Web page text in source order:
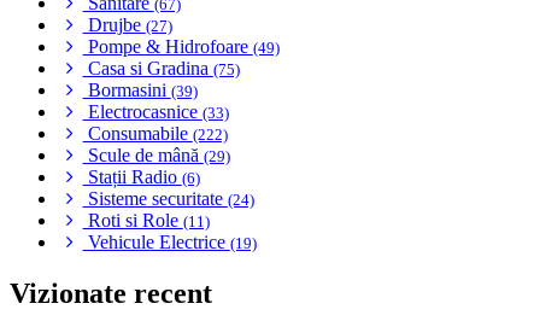
(67)
Drujbe (27)
Pompe & Hidrofoare (49)
Casa si Gradina (75)
Bormasini (39)
Electrocasnice (33)
Consumabile (222)
Scule de mână (29)
Stații Radio (6)
Sisteme securitate (24)
Roti si Role (11)
Vehicule Electrice (19)
Vizionate recent